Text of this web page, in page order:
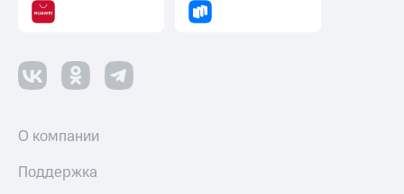
О компании
Поддержка